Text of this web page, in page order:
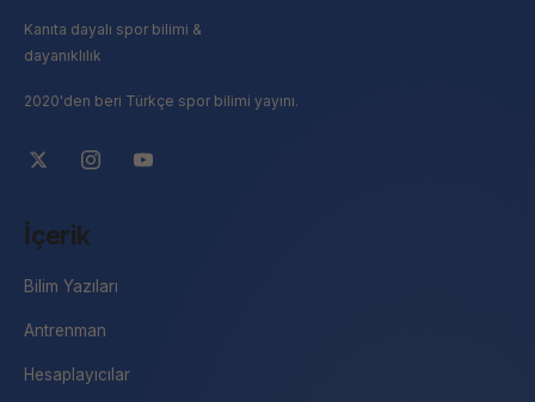
Kanıta dayalı spor bilimi &
dayanıklılık
2020'den beri Türkçe spor bilimi yayını.
İçerik
Bilim Yazıları
Antrenman
Hesaplayıcılar